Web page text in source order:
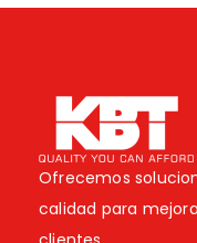
Ofrecemos
calidad para